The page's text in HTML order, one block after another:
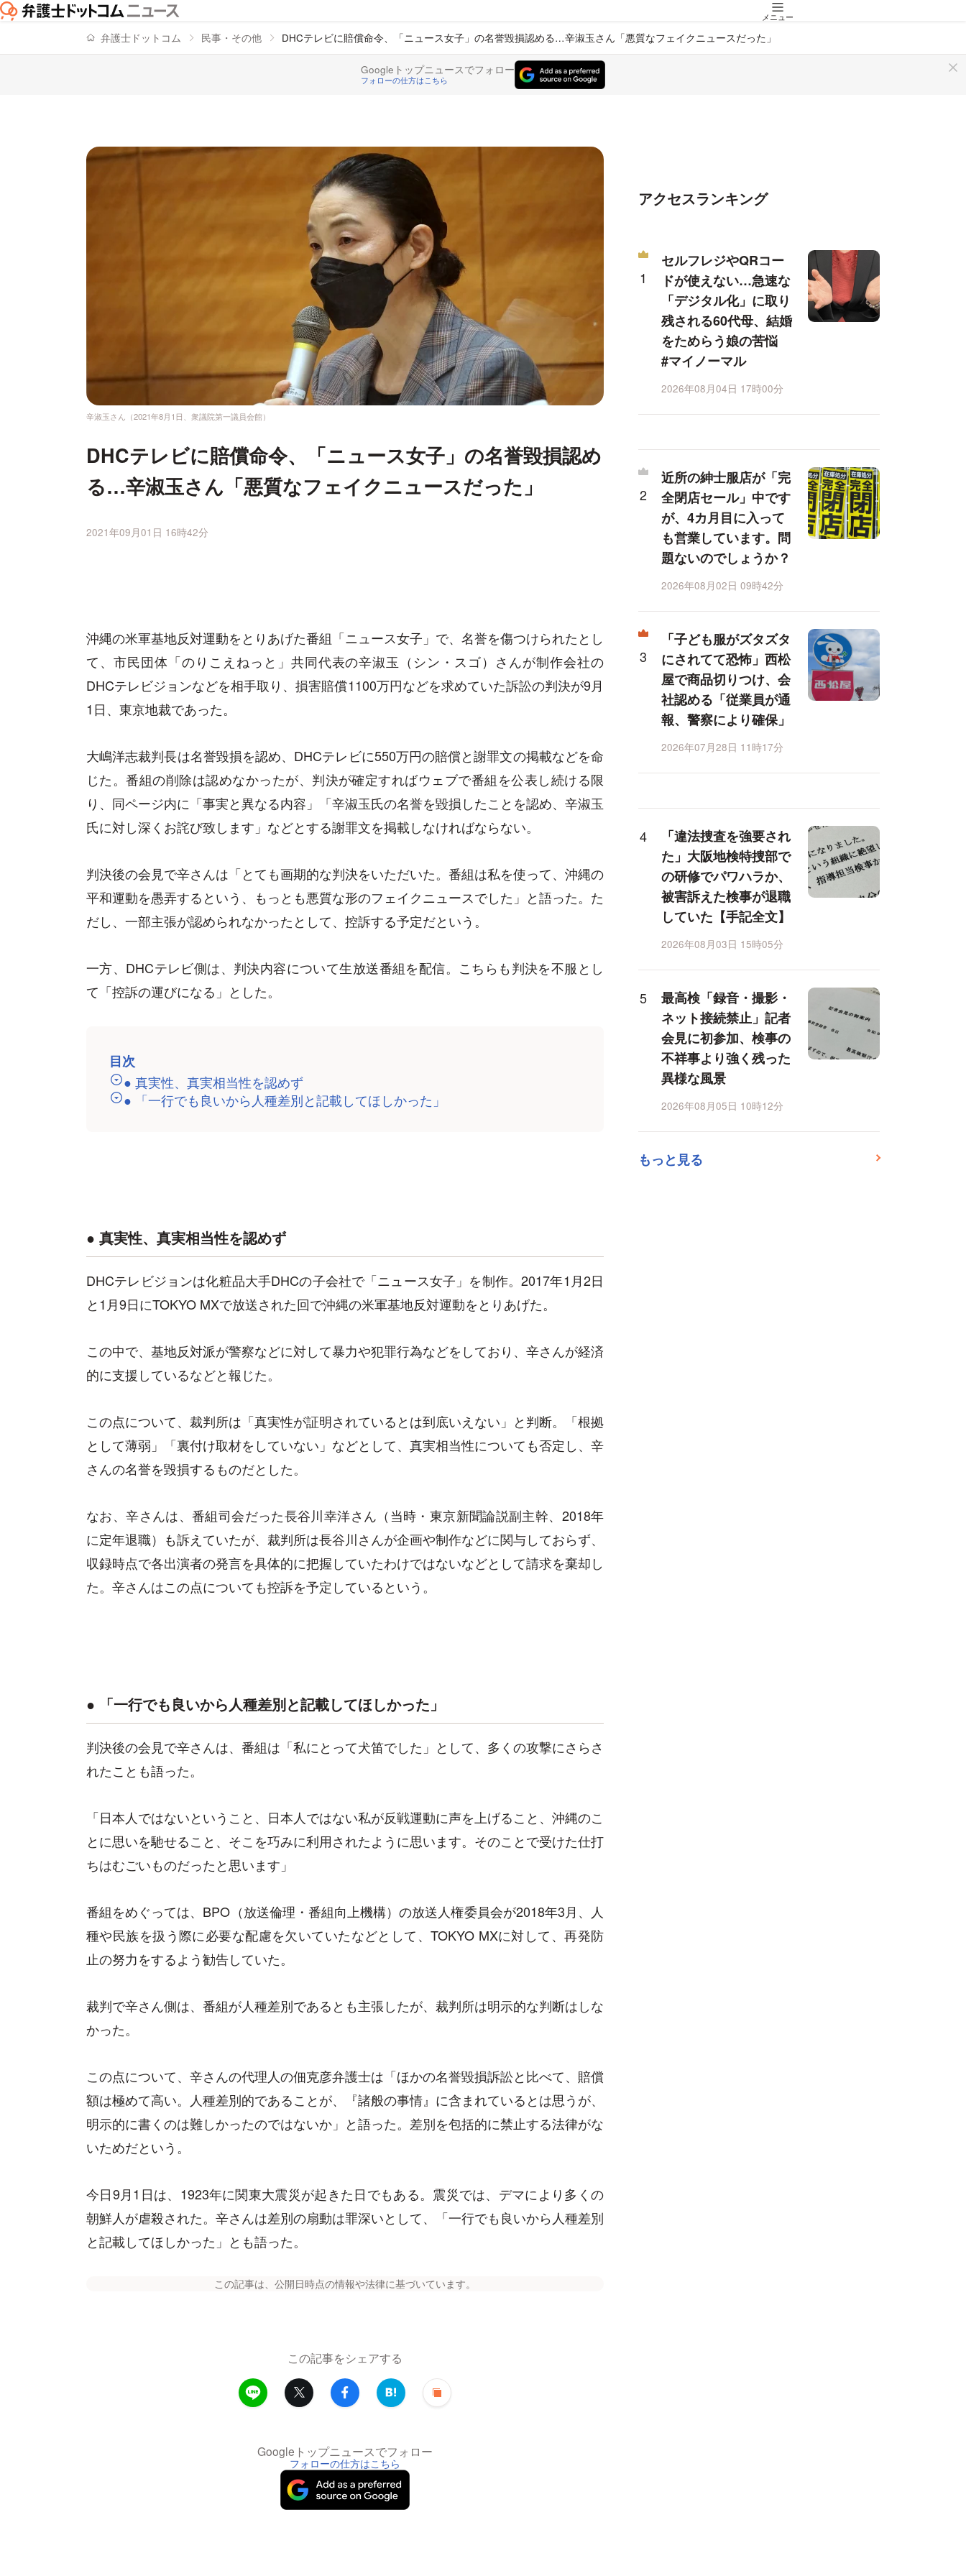
メニュー
弁護士ドットコム 民事・その他 DHCテレビに賠償命令、「ニュース女子」の名誉毀損認める…辛淑玉さん「悪質なフェイクニュースだった」
Googleトップニュースでフォロー
フォローの仕方はこちら
辛淑玉さん（2021年8月1日、衆議院第一議員会館）
DHCテレビに賠償命令、「ニュース女子」の名誉毀損認め
る…辛淑玉さん「悪質なフェイクニュースだった」
2021年09月01日 16時42分
沖縄の米軍基地反対運動をとりあげた番組「ニュース女子」で、名誉を傷つけられたとし
て、市民団体「のりこえねっと」共同代表の辛淑玉（シン・スゴ）さんが制作会社の
DHCテレビジョンなどを相手取り、損害賠償1100万円などを求めていた訴訟の判決が9月
1日、東京地裁であった。
大嶋洋志裁判長は名誉毀損を認め、DHCテレビに550万円の賠償と謝罪文の掲載などを命
じた。番組の削除は認めなかったが、判決が確定すればウェブで番組を公表し続ける限
り、同ページ内に「事実と異なる内容」「辛淑玉氏の名誉を毀損したことを認め、辛淑玉
氏に対し深くお詫び致します」などとする謝罪文を掲載しなければならない。
判決後の会見で辛さんは「とても画期的な判決をいただいた。番組は私を使って、沖縄の
平和運動を愚弄するという、もっとも悪質な形のフェイクニュースでした」と語った。た
だし、一部主張が認められなかったとして、控訴する予定だという。
一方、DHCテレビ側は、判決内容について生放送番組を配信。こちらも判決を不服とし
て「控訴の運びになる」とした。
目次
● 真実性、真実相当性を認めず
● 「一行でも良いから人種差別と記載してほしかった」
● 真実性、真実相当性を認めず
DHCテレビジョンは化粧品大手DHCの子会社で「ニュース女子」を制作。2017年1月2日
と1月9日にTOKYO MXで放送された回で沖縄の米軍基地反対運動をとりあげた。
この中で、基地反対派が警察などに対して暴力や犯罪行為などをしており、辛さんが経済
的に支援しているなどと報じた。
この点について、裁判所は「真実性が証明されているとは到底いえない」と判断。「根拠
として薄弱」「裏付け取材をしていない」などとして、真実相当性についても否定し、辛
さんの名誉を毀損するものだとした。
なお、辛さんは、番組司会だった長谷川幸洋さん（当時・東京新聞論説副主幹、2018年
に定年退職）も訴えていたが、裁判所は長谷川さんが企画や制作などに関与しておらず、
収録時点で各出演者の発言を具体的に把握していたわけではないなどとして請求を棄却し
た。辛さんはこの点についても控訴を予定しているという。
● 「一行でも良いから人種差別と記載してほしかった」
判決後の会見で辛さんは、番組は「私にとって犬笛でした」として、多くの攻撃にさらさ
れたことも語った。
「日本人ではないということ、日本人ではない私が反戦運動に声を上げること、沖縄のこ
とに思いを馳せること、そこを巧みに利用されたように思います。そのことで受けた仕打
ちはむごいものだったと思います」
番組をめぐっては、BPO（放送倫理・番組向上機構）の放送人権委員会が2018年3月、人
種や民族を扱う際に必要な配慮を欠いていたなどとして、TOKYO MXに対して、再発防
止の努力をするよう勧告していた。
裁判で辛さん側は、番組が人種差別であるとも主張したが、裁判所は明示的な判断はしな
かった。
この点について、辛さんの代理人の佃克彦弁護士は「ほかの名誉毀損訴訟と比べて、賠償
額は極めて高い。人種差別的であることが、『諸般の事情』に含まれているとは思うが、
明示的に書くのは難しかったのではないか」と語った。差別を包括的に禁止する法律がな
いためだという。
今日9月1日は、1923年に関東大震災が起きた日でもある。震災では、デマにより多くの
朝鮮人が虐殺された。辛さんは差別の扇動は罪深いとして、「一行でも良いから人種差別
と記載してほしかった」とも語った。
この記事は、公開日時点の情報や法律に基づいています。
この記事をシェアする
Googleトップニュースでフォロー
フォローの仕方はこちら
アクセスランキング
セルフレジやQRコー
ドが使えない…急速な
「デジタル化」に取り
残される60代母、結婚
をためらう娘の苦悩
#マイノーマル
2026年08月04日 17時00分
近所の紳士服店が「完
全閉店セール」中です
が、4カ月目に入って
も営業しています。問
題ないのでしょうか？
2026年08月02日 09時42分
「子ども服がズタズタ
にされてて恐怖」西松
屋で商品切りつけ、会
社認める「従業員が通
報、警察により確保」
2026年07月28日 11時17分
「違法捜査を強要され
た」大阪地検特捜部で
の研修でパワハラか、
被害訴えた検事が退職
していた【手記全文】
2026年08月03日 15時05分
最高検「録音・撮影・
ネット接続禁止」記者
会見に初参加、検事の
不祥事より強く残った
異様な風景
2026年08月05日 10時12分
もっと見る